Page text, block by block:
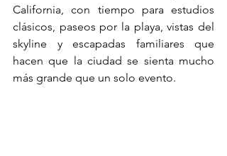
California, con tiempo para estudios
clásicos, paseos por la playa, vistas del
skyline y escapadas familiares que
hacen que la ciudad se sienta mucho
más grande que un solo evento.